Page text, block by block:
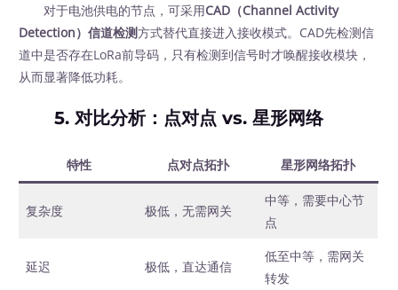
对于电池供电的节点，可采用CAD（Channel Activity
Detection）信道检测方式替代直接进入接收模式。CAD先检测信
道中是否存在LoRa前导码，只有检测到信号时才唤醒接收模块，
从而显著降低功耗。
5. 对比分析：点对点 vs. 星形网络
特性 点对点拓扑 星形网络拓扑
复杂度 极低，无需网关
中等，需要中心节
点
延迟 极低，直达通信
低至中等，需网关
转发